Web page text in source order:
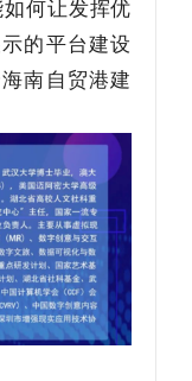
何让发挥优
的平台建设
南自贸港建